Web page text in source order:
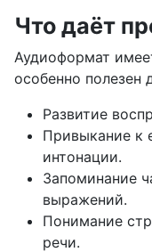
Что даёт
Аудиоформат
особенно полезен
Развитие
Привыкание к
интонации.
Запоминание
выражений.
Понимание
речи.